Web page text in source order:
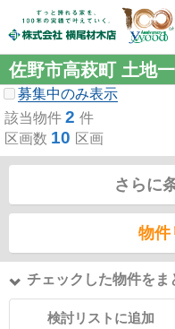
佐野市高萩町 土地
募集中のみ表示
該当物件 2 件
区画数 10 区画
さらに
物件
チェックした物件をま
検討リストに追加